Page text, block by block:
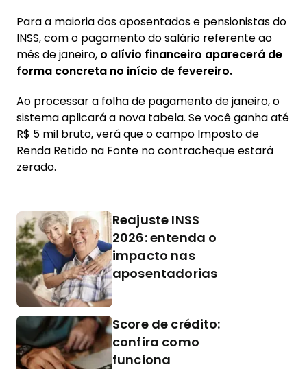
Para a maioria dos aposentados e pensionistas do
INSS, com o pagamento do salário referente ao
mês de janeiro, o alívio financeiro aparecerá de
forma concreta no início de fevereiro.
Ao processar a folha de pagamento de janeiro, o
sistema aplicará a nova tabela. Se você ganha até
R$ 5 mil bruto, verá que o campo Imposto de
Renda Retido na Fonte no contracheque estará
zerado.
Reajuste INSS
2026: entenda o
impacto nas
aposentadorias
Score de crédito:
confira como
funciona